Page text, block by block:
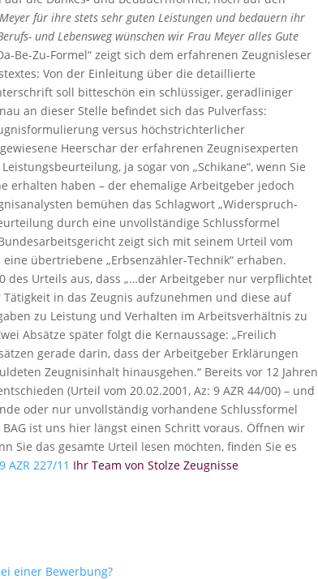
für ihre stets sehr guten Leistungen und bedauern ihr
und Lebensweg wünschen wir Frau Meyer alles Gute
Be-Zu-Formel“ zeigt sich dem erfahrenen Zeugnisleser
Von der Einleitung über die detaillierte
soll bitteschön ein schlüssiger, geradliniger
an dieser Stelle befindet sich das Pulverfass:
versus höchstrichterlicher
Heerschar der erfahrenen Zeugnisexperten
ja sogar von „Schikane“, wenn Sie
erhalten haben – der ehemalige Arbeitgeber jedoch
bemühen das Schlagwort „Widerspruch-
durch eine unvollständige Schlussformel
zeigt sich mit seinem Urteil vom
übertriebene „Erbsenzähler-Technik“ erhaben.
des Urteils aus, dass „…der Arbeitgeber nur verpflichtet
in das Zeugnis aufzunehmen und diese auf
zu Leistung und Verhalten im Arbeitsverhältnis zu
Absätze später folgt die Kernaussage: „Freilich
gerade darin, dass der Arbeitgeber Erklärungen
Zeugnisinhalt hinausgehen.“ Bereits vor 12 Jahren
(Urteil vom 20.02.2001, Az: 9 AZR 44/00) – und
oder nur unvollständig vorhandene Schlussformel
ist uns hier längst einen Schritt voraus. Öffnen wir
Sie das gesamte Urteil lesen möchten, finden Sie es
AZR 227/11 Ihr Team von Stolze Zeugnisse